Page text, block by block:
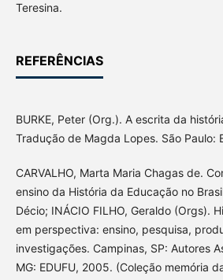
Teresina.
REFERÊNCIAS
BURKE, Peter (Org.). A escrita da
Tradução de Magda Lopes. São Paulo:
CARVALHO, Marta Maria Chagas de.
ensino da História da Educação no
Décio; INÁCIO FILHO, Geraldo (Orgs).
em perspectiva: ensino, pesquisa,
investigações. Campinas, SP: Autores
MG: EDUFU, 2005. (Coleção memória